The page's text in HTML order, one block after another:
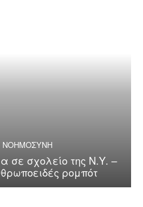
ΝΟΗΜΟΣΥΝΗ
σε σχολείο της Ν.Υ. –
ρομπότ